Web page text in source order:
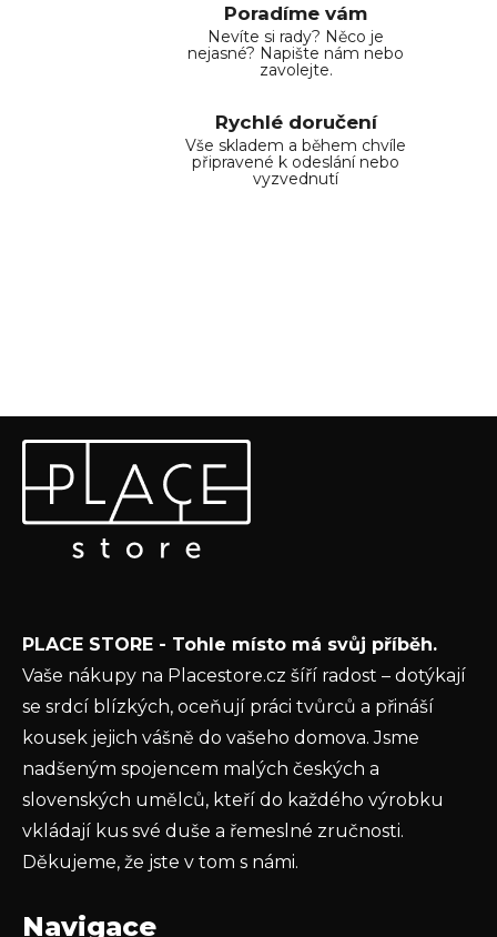
Poradíme vám
Nevíte si rady? Něco je
nejasné? Napište nám nebo
zavolejte.
Rychlé doručení
Vše skladem a během chvíle
připravené k odeslání nebo
vyzvednutí
Odebírat newsletter
Vložte svůj e-mail a my vám budeme zasílat informace o
nových produktech na našem e-shopu.
ochrany osobních údajů
PŘIHLÁSIT SE
PLACE STORE - Tohle místo má svůj příběh.
Vaše nákupy na Placestore.cz šíří radost – dotýkají
se srdcí blízkých, oceňují práci tvůrců a přináší
kousek jejich vášně do vašeho domova. Jsme
nadšeným spojencem malých českých a
slovenských umělců, kteří do každého výrobku
vkládají kus své duše a řemeslné zručnosti.
Děkujeme, že jste v tom s námi.
Navigace